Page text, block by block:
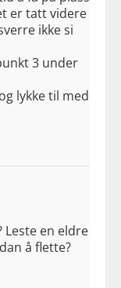
er tatt videre
ikke si
3 under
lykke til med
Leste en eldre
å flette?